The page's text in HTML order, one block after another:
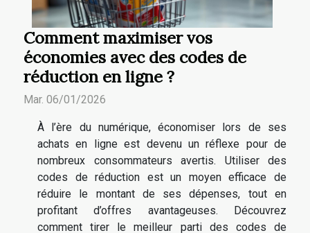
Comment maximiser vos
économies avec des codes de
réduction en ligne ?
Mar. 06/01/2026
À l’ère du numérique, économiser lors de ses
achats en ligne est devenu un réflexe pour de
nombreux consommateurs avertis. Utiliser des
codes de réduction est un moyen efficace de
réduire le montant de ses dépenses, tout en
profitant d’offres avantageuses. Découvrez
comment tirer le meilleur parti des codes de